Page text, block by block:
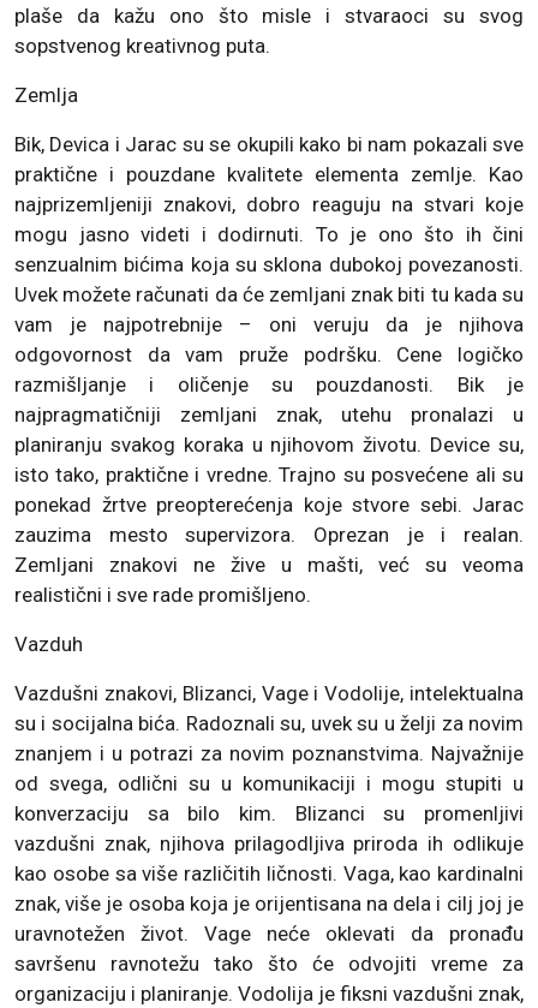
plaše da kažu ono što misle i stvaraoci su svog
sopstvenog kreativnog puta.
Zemlja
Bik, Devica i Jarac su se okupili kako bi nam pokazali sve
praktične i pouzdane kvalitete elementa zemlje. Kao
najprizemljeniji znakovi, dobro reaguju na stvari koje
mogu jasno videti i dodirnuti. To je ono što ih čini
senzualnim bićima koja su sklona dubokoj povezanosti.
Uvek možete računati da će zemljani znak biti tu kada su
vam je najpotrebnije – oni veruju da je njihova
odgovornost da vam pruže podršku. Cene logičko
razmišljanje i oličenje su pouzdanosti. Bik je
najpragmatičniji zemljani znak, utehu pronalazi u
planiranju svakog koraka u njihovom životu. Device su,
isto tako, praktične i vredne. Trajno su posvećene ali su
ponekad žrtve preopterećenja koje stvore sebi. Jarac
zauzima mesto supervizora. Oprezan je i realan.
Zemljani znakovi ne žive u mašti, već su veoma
realistični i sve rade promišljeno.
Vazduh
Vazdušni znakovi, Blizanci, Vage i Vodolije, intelektualna
su i socijalna bića. Radoznali su, uvek su u želji za novim
znanjem i u potrazi za novim poznanstvima. Najvažnije
od svega, odlični su u komunikaciji i mogu stupiti u
konverzaciju sa bilo kim. Blizanci su promenljivi
vazdušni znak, njihova prilagodljiva priroda ih odlikuje
kao osobe sa više različitih ličnosti. Vaga, kao kardinalni
znak, više je osoba koja je orijentisana na dela i cilj joj je
uravnotežen život. Vage neće oklevati da pronađu
savršenu ravnotežu tako što će odvojiti vreme za
organizaciju i planiranje. Vodolija je fiksni vazdušni znak,